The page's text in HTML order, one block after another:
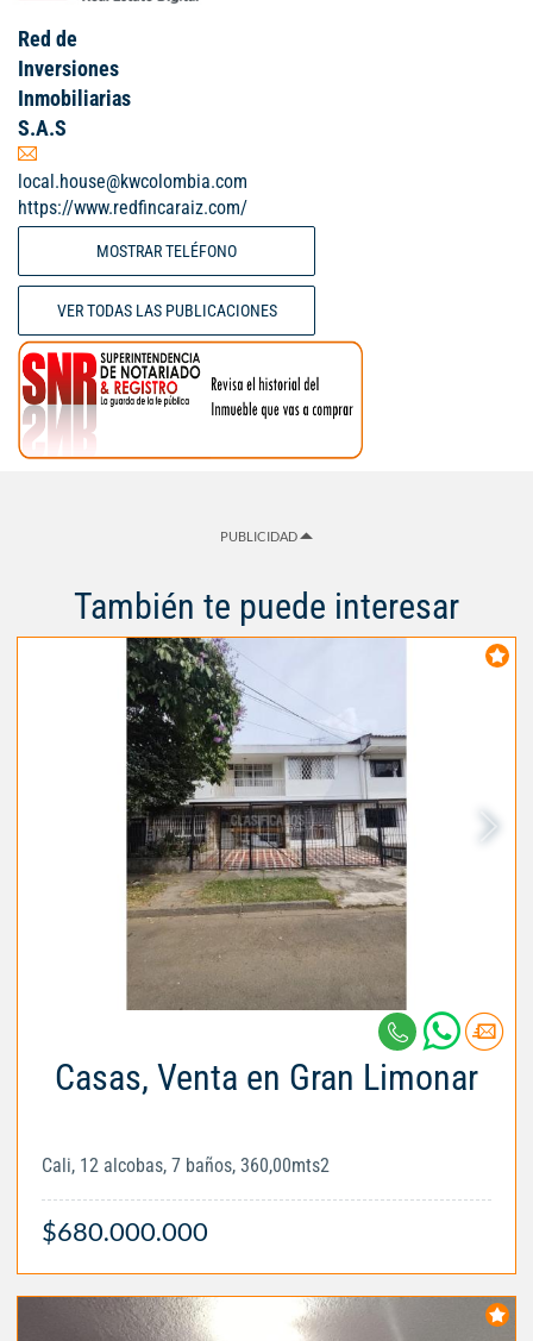
Red de
Inversiones
Inmobiliarias
S.A.S
local.house@kwcolombia.com
https://www.redfincaraiz.com/
MOSTRAR TELÉFONO
VER TODAS LAS PUBLICACIONES
PUBLICIDAD
También te puede interesar
Casas, Venta en Gran Limonar
Cali, 12 alcobas, 7 baños, 360,00mts2
$680.000.000